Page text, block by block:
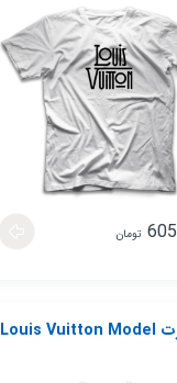
تومان
تیشرت Louis Vuitton Model